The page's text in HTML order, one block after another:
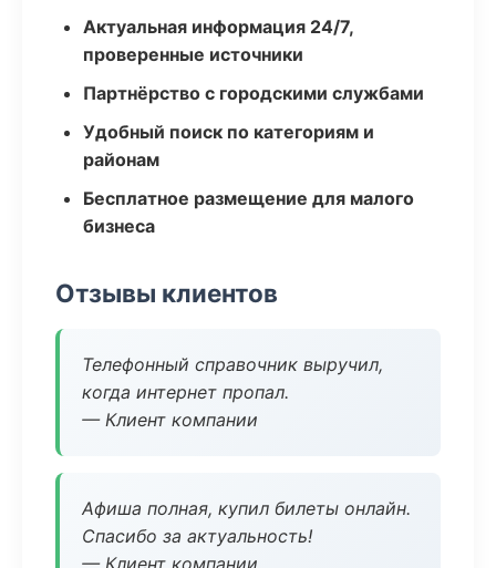
Актуальная информация 24/7,
проверенные источники
Партнёрство с городскими службами
Удобный поиск по категориям и
районам
Бесплатное размещение для малого
бизнеса
Отзывы клиентов
Телефонный справочник выручил,
когда интернет пропал.
— Клиент компании
Афиша полная, купил билеты онлайн.
Спасибо за актуальность!
— Клиент компании